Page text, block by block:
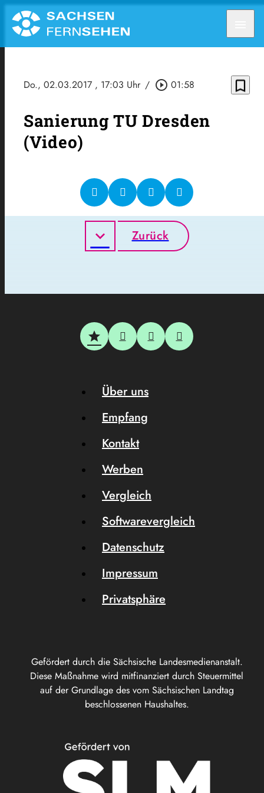
Do., 02.03.2017 , 17:03 Uhr / play_circle_outline 01:58 bookmark_border
Sanierung TU Dresden
(Video)
Zurück
Gefördert durch die Sächsische Landesmedienanstalt.
Diese Maßnahme wird mitfinanziert durch Steuermittel
auf der Grundlage des vom Sächsischen Landtag
beschlossenen Haushaltes.
Über uns
Empfang
Kontakt
Werben
Vergleich
Softwarevergleich
Datenschutz
Impressum
Privatsphäre